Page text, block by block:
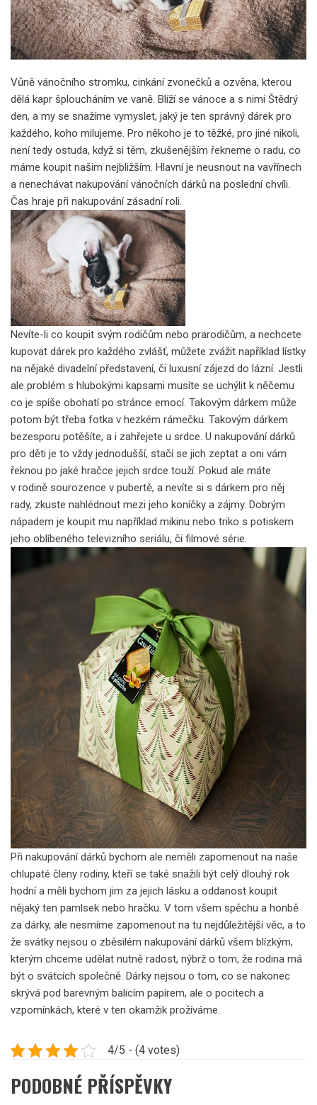
Vůně vánočního stromku, cinkání zvonečků a ozvěna, kterou
dělá kapr šploucháním ve vaně. Blíží se vánoce a s nimi Štědrý
den, a my se snažíme vymyslet, jaký je ten správný dárek pro
každého, koho milujeme. Pro někoho je to těžké, pro jiné nikoli,
není tedy ostuda, když si těm, zkušenějším řekneme o radu, co
máme koupit našim nejbližším. Hlavní je neusnout na vavřínech
a nenechávat nakupování vánočních dárků na poslední chvíli.
Čas hraje při nakupování zásadní roli.
Nevíte-li co koupit svým rodičům nebo prarodičům, a nechcete
kupovat dárek pro každého zvlášť, můžete zvážit například lístky
na nějaké divadelní představení, či luxusní zájezd do lázní. Jestli
ale problém s hlubokými kapsami musíte se uchýlit k něčemu
co je spíše obohatí po stránce emocí. Takovým dárkem může
potom být třeba fotka v hezkém rámečku. Takovým dárkem
bezesporu potěšíte, a i zahřejete u srdce. U nakupování dárků
pro děti je to vždy jednodušší, stačí se jich zeptat a oni vám
řeknou po jaké hračce jejich srdce touží. Pokud ale máte
v rodině sourozence v pubertě, a nevíte si s dárkem pro něj
rady, zkuste nahlédnout mezi jeho koníčky a zájmy. Dobrým
nápadem je koupit mu například mikinu nebo triko s potiskem
jeho oblíbeného televizního seriálu, či filmové série.
Při nakupování dárků bychom ale neměli zapomenout na naše
chlupaté členy rodiny, kteří se také snažili být celý dlouhý rok
hodní a měli bychom jim za jejich lásku a oddanost koupit
nějaký ten pamlsek nebo hračku. V tom všem spěchu a honbě
za dárky, ale nesmíme zapomenout na tu nejdůležitější věc, a to
že svátky nejsou o zběsilém nakupování dárků všem blízkým,
kterým chceme udělat nutně radost, nýbrž o tom, že rodina má
být o svátcích společně. Dárky nejsou o tom, co se nakonec
skrývá pod barevným balicím papírem, ale o pocitech a
vzpomínkách, které v ten okamžik prožíváme.
4/5 - (4 votes)
PODOBNÉ PŘÍSPĚVKY